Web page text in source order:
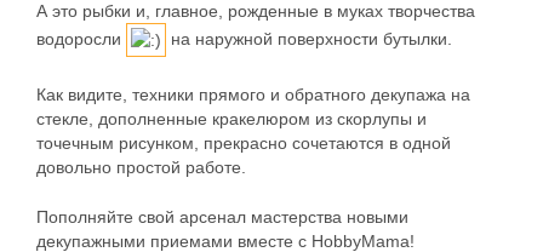
А это рыбки и, главное, рожденные в муках творчества
водоросли
на наружной поверхности бутылки.
Как видите, техники прямого и обратного декупажа на
стекле, дополненные кракелюром из скорлупы и
точечным рисунком, прекрасно сочетаются в одной
довольно простой работе.
Пополняйте свой арсенал мастерства новыми
декупажными приемами вместе с HobbyMama!